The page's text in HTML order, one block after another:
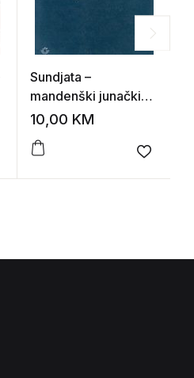
to wishlist
Sundjata –
mandenški junački
spev
10,00 KM
Add to